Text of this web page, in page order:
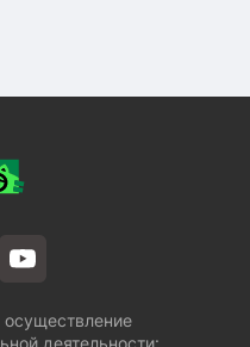
осуществление
деятельности: